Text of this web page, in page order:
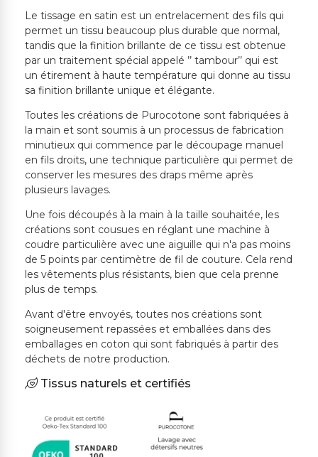
Le tissage en satin est un entrelacement des fils qui
permet un tissu beaucoup plus durable que normal,
tandis que la finition brillante de ce tissu est obtenue
par un traitement spécial appelé ’’ tambour’’ qui est
un étirement à haute température qui donne au tissu
sa finition brillante unique et élégante.
Toutes les créations de Purocotone sont fabriquées à
la main et sont soumis à un processus de fabrication
minutieux qui commence par le découpage manuel
en fils droits, une technique particulière qui permet de
conserver les mesures des draps même après
plusieurs lavages.
Une fois découpés à la main à la taille souhaitée, les
créations sont cousues en réglant une machine à
coudre particulière avec une aiguille qui n'a pas moins
de 5 points par centimètre de fil de couture. Cela rend
les vêtements plus résistants, bien que cela prenne
plus de temps.
Avant d'être envoyés, toutes nos créations sont
soigneusement repassées et emballées dans des
emballages en coton qui sont fabriqués à partir des
déchets de notre production.
Tissus naturels et certifiés